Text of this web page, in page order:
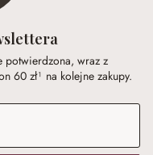
potwierdzona, wraz z
60 zł¹ na kolejne zakupy.